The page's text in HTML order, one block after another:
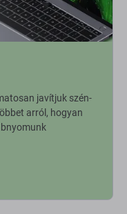
javítjuk szén-
arról, hogyan